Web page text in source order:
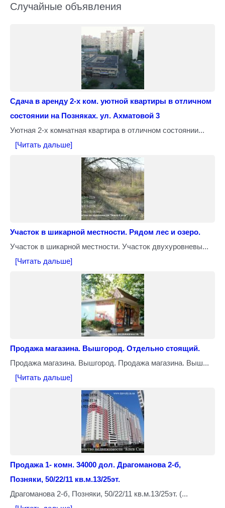
Случайные объявления
Сдача в аренду 2-х ком. уютной квартиры в отличном
состоянии на Позняках. ул. Ахматовой 3
Уютная 2-х комнатная квартира в отличном состоянии...
[Читать дальше]
Участок в шикарной местности. Рядом лес и озеро.
Участок в шикарной местности. Участок двухуровневы...
[Читать дальше]
Продажа магазина. Вышгород. Отдельно стоящий.
Продажа магазина. Вышгород. Продажа магазина. Выш...
[Читать дальше]
Продажа 1- комн. 34000 дол. Драгоманова 2-б,
Позняки, 50/22/11 кв.м.13/25эт.
Драгоманова 2-б, Позняки, 50/22/11 кв.м.13/25эт. (...